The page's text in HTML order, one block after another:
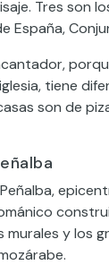
Tres son
España,
tiene
son de
y los